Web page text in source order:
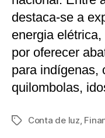
destaca-se a
energia
por oferecer
para indígenas,
quilombolas,
TagsConta de luz